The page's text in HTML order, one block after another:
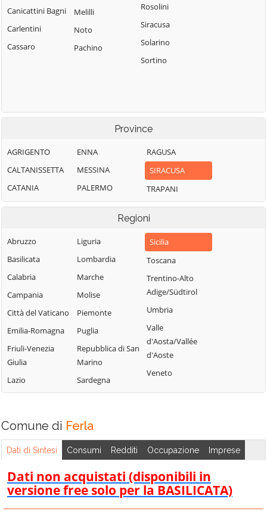
Canicattini Bagni
Carlentini
Cassaro
Melilli
Noto
Pachino
Rosolini
Siracusa
Solarino
Sortino
Province
AGRIGENTO
CALTANISSETTA
CATANIA
ENNA
MESSINA
PALERMO
RAGUSA
SIRACUSA
TRAPANI
Regioni
Abruzzo
Basilicata
Calabria
Campania
Città del Vaticano
Emilia-Romagna
Friuli-Venezia
Giulia
Lazio
Liguria
Lombardia
Marche
Molise
Piemonte
Puglia
Repubblica di San
Marino
Sardegna
Sicilia
Toscana
Trentino-Alto
Adige/Südtirol
Umbria
Valle
d'Aosta/Vallée
d'Aoste
Veneto
Comune di Ferla
Dati di Sintesi Consumi Redditi Occupazione Imprese
Dati non acquistati (disponibili in
versione free solo per la BASILICATA)